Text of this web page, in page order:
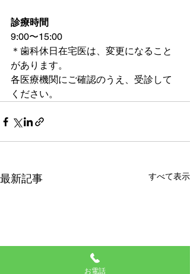
診療時間
9:00〜15:00
＊歯科休日在宅医は、変更になること
があります。
各医療機関にご確認のうえ、受診して
ください。
最新記事 すべて表示
お電話